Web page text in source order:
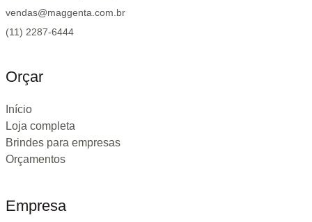
vendas@maggenta.com.br
(11) 2287-6444
Orçar
Início
Loja completa
Brindes para empresas
Orçamentos
Empresa